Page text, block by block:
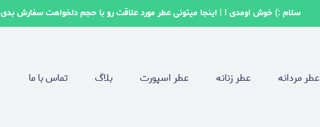
سلام :) خوش اومدی ! | اینجا میتونی عطر مورد علاقت رو با حجم دلخواهت سفارش بدی
عطر مردانه عطر زنانه عطر اسپورت بلاگ تماس با ما